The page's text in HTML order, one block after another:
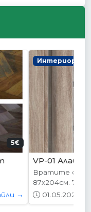
178.95€ (350лв.)
размери:
Виж детайли →